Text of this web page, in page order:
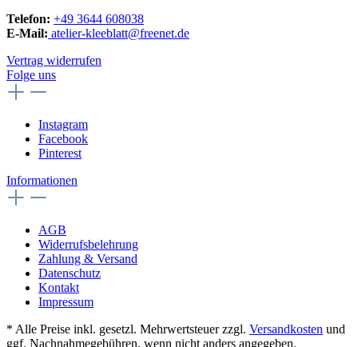
Telefon: +49 3644 608038
E-Mail: atelier-kleeblatt@freenet.de
Vertrag widerrufen
Folge uns
Instagram
Facebook
Pinterest
Informationen
AGB
Widerrufsbelehrung
Zahlung & Versand
Datenschutz
Kontakt
Impressum
* Alle Preise inkl. gesetzl. Mehrwertsteuer zzgl. Versandkosten und
ggf. Nachnahmegebühren, wenn nicht anders angegeben.